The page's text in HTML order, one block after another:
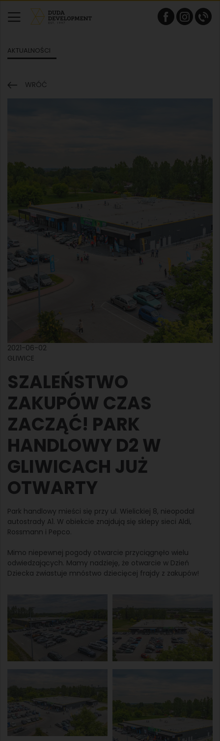
AKTUALNOŚCI
WRÓĆ
2021-06-02
GLIWICE
SZALEŃSTWO
ZAKUPÓW CZAS
ZACZĄĆ! PARK
HANDLOWY D2 W
GLIWICACH JUŻ
OTWARTY
Park handlowy mieści się przy ul. Wielickiej 8, nieopodal
autostrady A1. W obiekcie znajdują się sklepy sieci Aldi,
Rossmann i Pepco.
Mimo niepewnej pogody otwarcie przyciągnęło wielu
odwiedzających. Mamy nadzieję, że otwarcie w Dzień
Dziecka zwiastuje mnóstwo dziecięcej frajdy z zakupów!